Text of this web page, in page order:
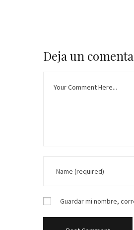
Deja un
Guardar mi nombre,